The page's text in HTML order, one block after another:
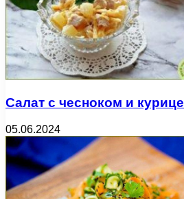
Салат с чесноком и
05.06.2024